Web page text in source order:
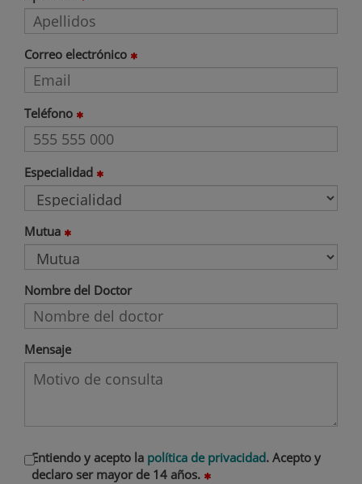
Correo electrónico
Teléfono
Especialidad
Mutua
Nombre del Doctor
Mensaje
Entiendo y acepto la política de privacidad. Acepto y
declaro ser mayor de 14 años.